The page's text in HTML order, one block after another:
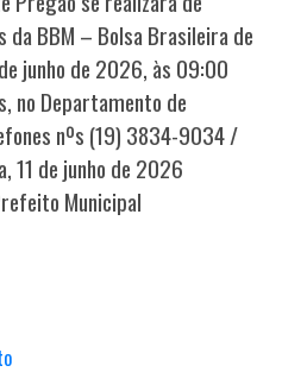
da BBM – Bolsa Brasileira de
junho de 2026, às 09:00
no Departamento de
nºs (19) 3834-9034 /
11 de junho de 2026
Municipal